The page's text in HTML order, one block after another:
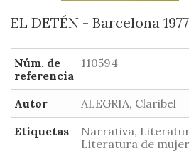
EL DETÉN - Barcelona
Núm. de
referencia
110594
Autor
ALEGRIA, Claribel
Etiquetas
Narrativa,
Literatura de